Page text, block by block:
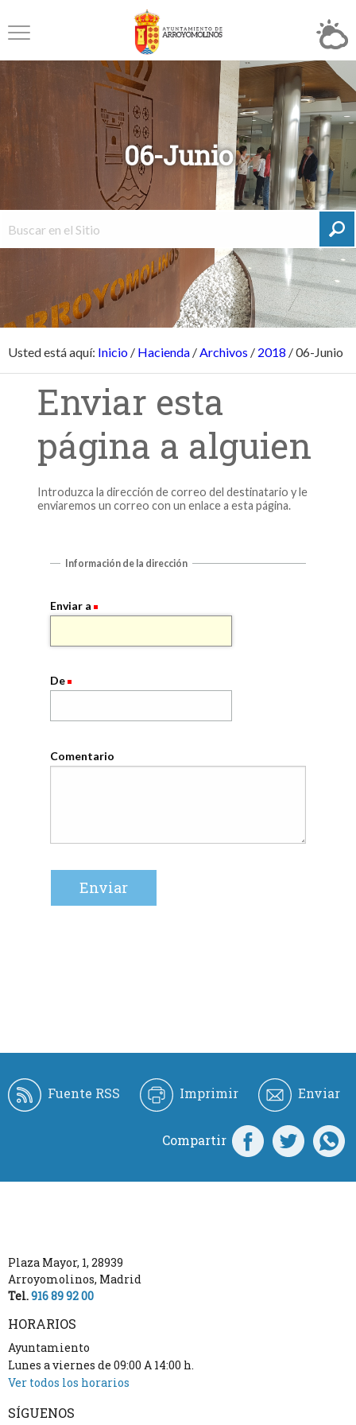
06-Junio
Usted está aquí: Inicio / Hacienda /Archivos / 2018 /06-Junio
Enviar esta
página a alguien
Introduzca la dirección de correo del destinatario y le
enviaremos un correo con un enlace a esta página.
Información de la dirección
Enviar a
De
Comentario
Fuente RSS Imprimir Enviar
Compartir
Plaza Mayor, 1, 28939
Arroyomolinos, Madrid
Tel.916 89 92 00
HORARIOS
Ayuntamiento
Lunes a viernes de 09:00 A 14:00 h.
Ver todos los horarios
SÍGUENOS